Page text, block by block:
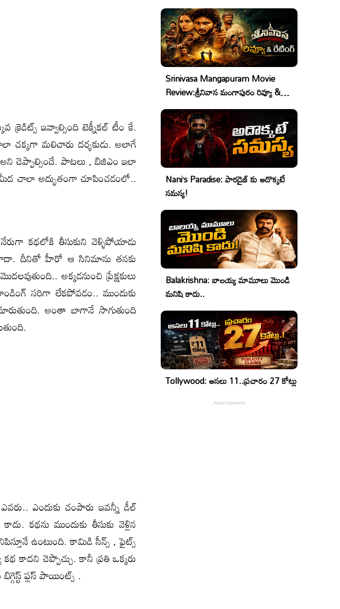
క్రెడిట్స్ ఇవ్వాల్సింది టెక్నీకల్ టీం కే.
మలిచారు దర్శకుడు. అలాగే
చెప్పాల్సిందే. పాటలు , బిజిఎం ఇలా
మీద చాలా అద్భుతంగా చూపించడంలో..
కథలోకి తీసుకుని వెళ్ళిపోయాడు
దీనితో హీరో ఆ సినిమాను తనకు
అక్కడనుంచి ప్రేక్షకులు
సరిగా లేకపోవడం.. ముందుకు
అంతా బాగానే సాగుతుంది
ఎందుకు చంపారు ఇవన్నీ డీల్
ముందుకు తీసుకు వెళ్లిన
ఉంటుంది. కామిడి సీన్స్ , ఫైట్స్
కాదని చెప్పొచ్చు. కానీ ప్రతి ఒక్కరు
ప్లస్ పాయింట్స్ .
Srinivasa Mangapuram Movie
Review:శ్రీనివాస మంగాపురం రివ్యూ &
రేటింగ్
Nani’s Paradise: పారడైజ్ కు అదొక్కటే
సమస్య!
Balakrishna: బాలయ్య మామూలు మొండి
మనిషి కాదు..
Tollywood: అసలు 11..ప్రచారం 27 కోట్లు